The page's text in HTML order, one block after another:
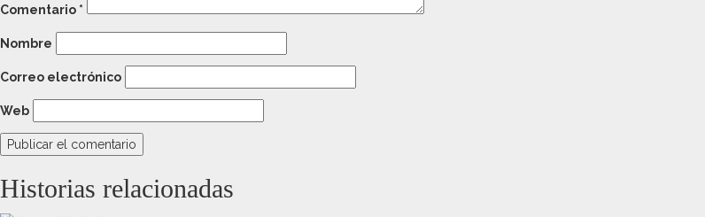
Comentario *
Nombre
Correo electrónico
Web
Historias relacionadas